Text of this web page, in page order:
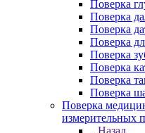
Поверка
Поверка
Поверка
Поверка
Поверка
Поверка
Поверка
Поверка
Поверка
измерительных
Назад